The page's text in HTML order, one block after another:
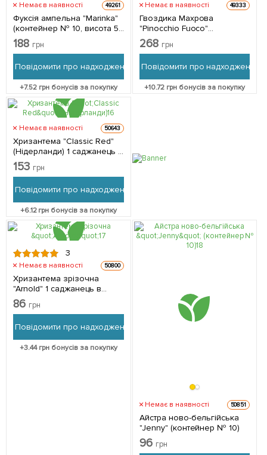
Немає в наявності 49261
Фуксія ампельна "Marinka"
(контейнер № 10, висота 5-
10 см) 1 саджанець в
упаковці
188 грн
Повідомити про надходження
+7.52 грн бонусів за покупку
Немає в наявності 49333
Гвоздика Махрова
"Pinocchio Fuoco"
(контейнер № 10, висота 10
см) 1 саджанець в упаковці
268 грн
Повідомити про надходження
+10.72 грн бонусів за покупку
Немає в наявності 50643
Хризантема "Classic Red"
(Нідерланди) 1 саджанець в
упаковці (кімнатний)
153 грн
Повідомити про надходження
+6.12грн бонусів за покупку
3
Немає в наявності 50800
Хризантема зрізочна
"Arnold" 1 саджанець в
упаковці
86 грн
Повідомити про надходження
+3.44грн бонусів за покупку
Немає в наявності 50851
Айстра ново-бельгійська
"Jenny" (контейнер № 10)
96 грн